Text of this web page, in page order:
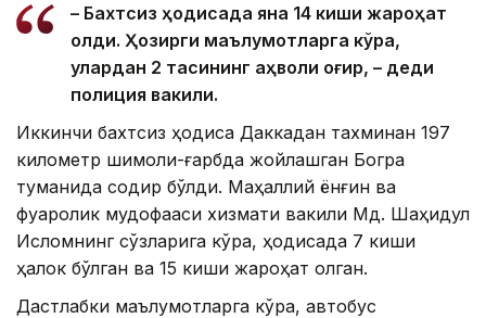
– Бахтсиз ҳодисада яна 14 киши жароҳат
олди. Ҳозирги маълумотларга кўра,
улардан 2 тасининг аҳволи оғир, – деди
полиция вакили.
Иккинчи бахтсиз ҳодиса Даккадан тахминан 197
километр шимоли-ғарбда жойлашган Богра
туманида содир бўлди. Маҳаллий ёнғин ва
фуқаролик мудофааси хизмати вакили Мд. Шаҳидул
Исломнинг сўзларига кўра, ҳодисада 7 киши
ҳалок бўлган ва 15 киши жароҳат олган.
Дастлабки маълумотларга кўра, автобус